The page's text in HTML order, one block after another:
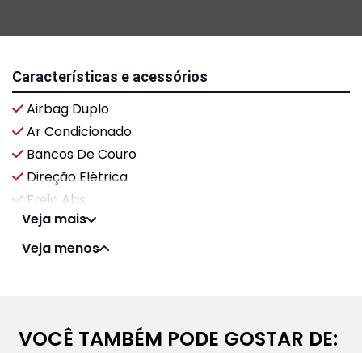
Características e acessórios
Airbag Duplo
Ar Condicionado
Bancos De Couro
Direção Elétrica
Freio Abs
Veja mais
Veja menos
VOCÊ TAMBÉM PODE GOSTAR DE: